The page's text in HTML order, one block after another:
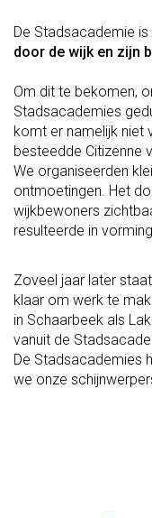
De Stadsacademie is
door de wijk en zijn
Om dit te bekomen,
Stadsacademies
komt er namelijk niet
besteedde Citizenne
We organiseerden
ontmoetingen. Het
wijkbewoners
resulteerde in
Zoveel jaar later
klaar om werk te
in Schaarbeek als
vanuit de
De Stadsacademies
we onze